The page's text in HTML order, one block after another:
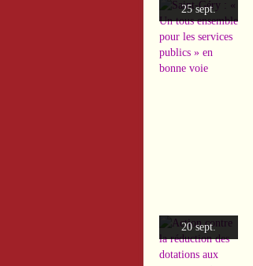
25 sept.
20 sept.